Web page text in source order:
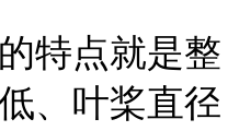
特点就是整
、叶桨直径